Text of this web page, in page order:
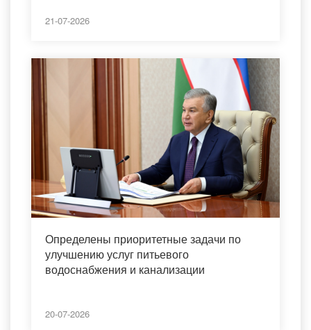
21-07-2026
Определены приоритетные задачи по
улучшению услуг питьевого
водоснабжения и канализации
20-07-2026